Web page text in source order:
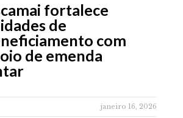
fortalece
de
com
de emenda
janeiro 16, 2026